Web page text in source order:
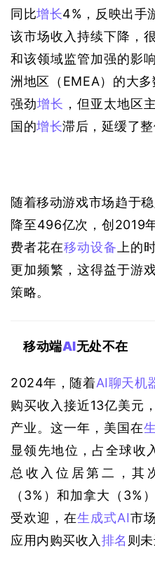
同比增长4%，反映出手
该市场收入持续下降，
和该领域监管加强的影
洲地区（EMEA）的大
强劲增长 ，但亚太地区
国的增长滞后，延缓了
随着移动游戏市场趋于稳
降至496亿次，创2019
费者花在移动设备上的
更加频繁，这得益于游
策略。
移动端AI无处不在
2024年，随着AI聊天机
购买收入接近13亿美元
产业。这一年，美国在
显领先地位，占全球收
总收入位居第二，其
（3%）和加拿大（3%
受欢迎，在生成式AI市
应用内购买收入排名 则